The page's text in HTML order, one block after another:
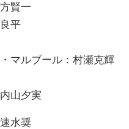
賢一
平
マルブール：村瀬克輝
山夕実
水奨